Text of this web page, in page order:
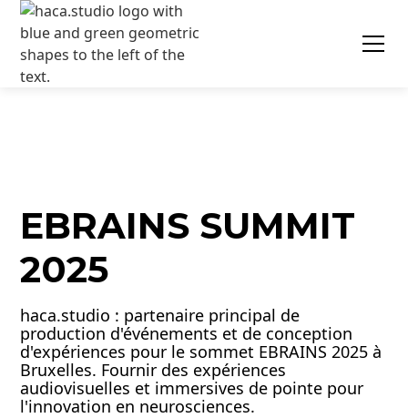
EBRAINS SUMMIT
2025
haca.studio : partenaire principal de
production d'événements et de conception
d'expériences pour le sommet EBRAINS 2025 à
Bruxelles. Fournir des expériences
audiovisuelles et immersives de pointe pour
l'innovation en neurosciences.